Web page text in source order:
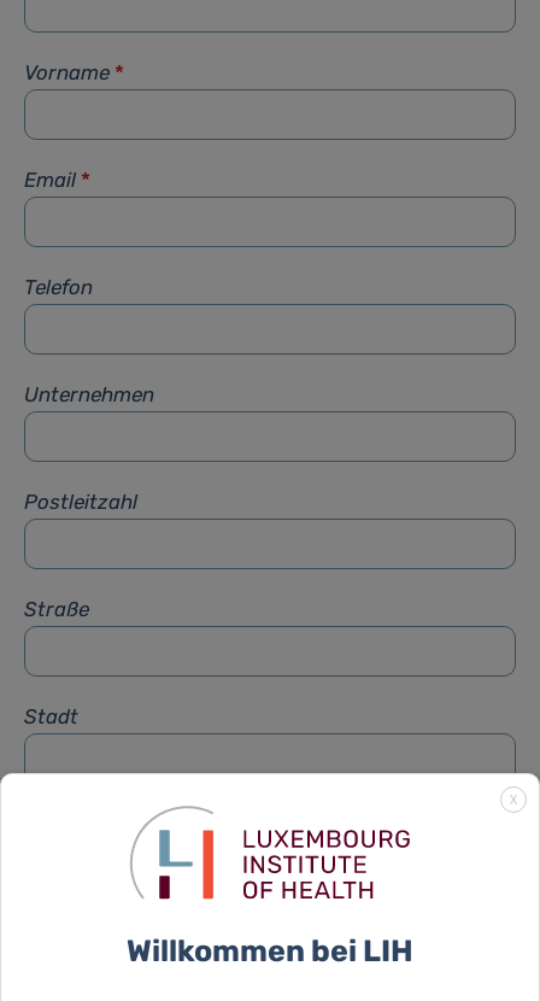
Vorname *
Email *
Telefon
Unternehmen
Postleitzahl
Straße
Stadt
X
Willkommen bei LIH